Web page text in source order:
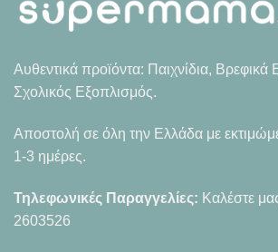
Αυθεντικά προϊόντα: Παιχνίδια, Βρεφικά
Σχολικός Εξοπλισμός.
Αποστολή σε όλη την Ελλάδα με
1-3 ημέρες.
Τηλεφωνικές Παραγγελίες: Καλέστε
2603526